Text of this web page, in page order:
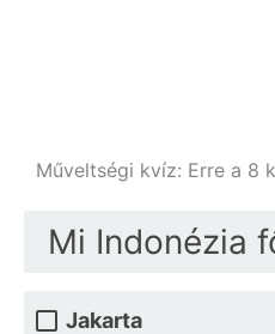
Műveltségi kvíz: Erre a 8
Mi Indonézia
Jakarta